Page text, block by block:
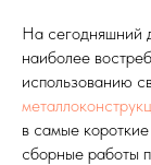
На сегодняшний
наиболее
использованию
в самые
сборные работы